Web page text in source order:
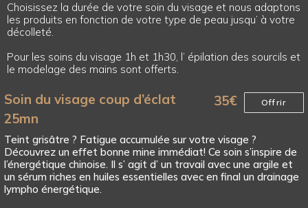
Choisissez la durée de votre soin du visage et nous adaptons
les produits en fonction de votre type de peau jusqu’ à votre
décolleté.
Pour les soins du visage 1h et 1h30, l’ épilation des sourcils et
le modelage des mains sont offerts.
Soin du visage coup d’éclat
25mn
35€ Offrir
Teint grisâtre ? Fatigue accumulée sur votre visage ?
Découvrez un effet bonne mine immédiat! Ce soin s’inspire de
l’énergétique chinoise. Il s’ agit d’ un travail avec une argile et
un sérum riches en huiles essentielles avec en final un drainage
lympho énergétique.